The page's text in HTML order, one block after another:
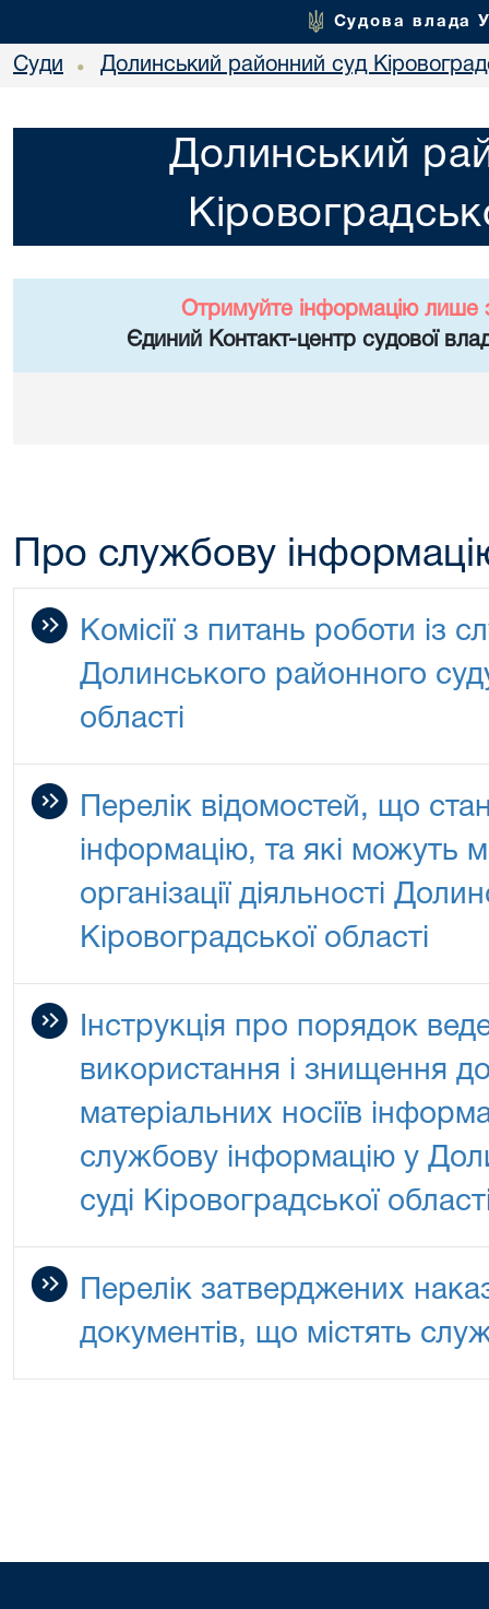
Судова влада
Суди • Долинський районний суд
Долинський
Отримуйте інформацію лише
Єдиний Контакт-центр судової
Про службову
Комісії з питань роботи із
Долинського районного
області
Перелік відомостей, що
інформацію, та які можуть
організації діяльності
Кіровоградської області
Інструкція про порядок
використання і знищення
матеріальних носіїв
службову інформацію у
суді Кіровоградської
Перелік затверджених
документів, що містять